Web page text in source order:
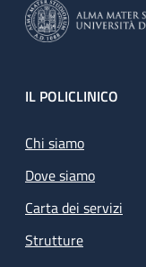
Footer
IL POLICLINICO
Chi siamo
Dove siamo
Carta dei servizi
Strutture